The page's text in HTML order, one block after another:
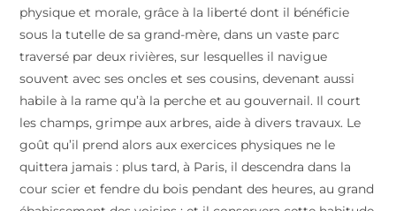
physique et morale, grâce à la liberté dont il bénéficie
sous la tutelle de sa grand-mère, dans un vaste parc
traversé par deux rivières, sur lesquelles il navigue
souvent avec ses oncles et ses cousins, devenant aussi
habile à la rame qu’à la perche et au gouvernail. Il court
les champs, grimpe aux arbres, aide à divers travaux. Le
goût qu’il prend alors aux exercices physiques ne le
quittera jamais : plus tard, à Paris, il descendra dans la
cour scier et fendre du bois pendant des heures, au grand